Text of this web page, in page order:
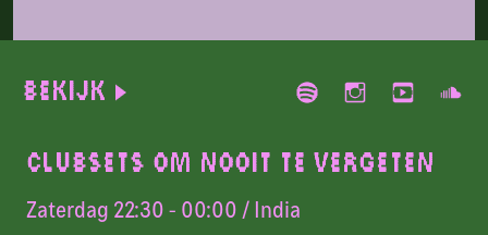
Bekijk
CLUBSETS OM NOOIT TE VERGETEN
Zaterdag 22:30 - 00:00 / India